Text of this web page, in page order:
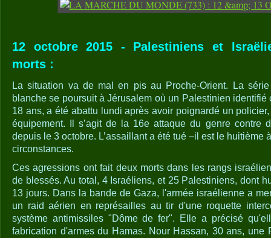
12 octobre 2015 - Palestiniens et
morts :
La situation va de mal en pis au Proche-Orient. La
blanche se poursuit à Jérusalem où un Palestinien identifié
18 ans, a été abattu lundi après avoir poignardé un
équipement. Il s’agit de la 16e attaque du genre contre
depuis le 3 octobre. L’assaillant a été tué –il est le huitième
circonstances.
Ces agressions ont fait deux morts dans les rangs
de blessés. Au total, 4 Israéliens, et 25 Palestiniens, dont
13 jours. Dans la bande de Gaza, l'armée israélienne a
un raid aérien en représailles au tir d'une roquette
système antimissiles "Dôme de fer". Elle a précisé
fabrication d'armes du Hamas. Nour Hassan, 30 ans, une